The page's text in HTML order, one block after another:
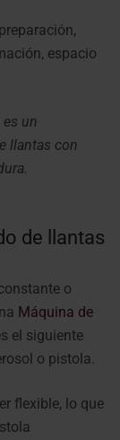
espacio
un
llantas con
de llantas
o
Máquina de
el siguiente
o pistola.
flexible, lo que